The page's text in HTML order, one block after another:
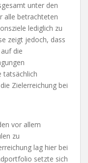
unter den
alle betrachteten
lediglich zu
zeigt jedoch, dass
die
tatsächlich
Zielerreichung bei
vor allem
zu
lag hier bei
setzte sich